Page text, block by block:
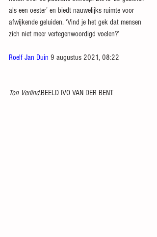
als een oester’ en biedt nauwelijks ruimte voor
afwijkende geluiden. ‘Vind je het gek dat mensen
zich niet meer vertegenwoordigd voelen?’
Roelf Jan Duin 9 augustus 2021, 08:22
Ton Verlind.BEELD IVO VAN DER BENT